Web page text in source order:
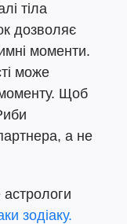
тіла
дозволяє
моменти.
може
моменту. Щоб
а не
зодіаку.